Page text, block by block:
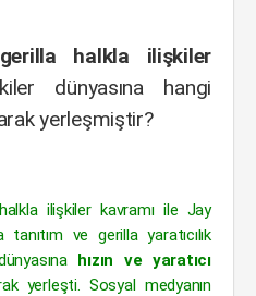
gerilla halkla ilişkiler
dünyasına hangi
yerleşmiştir?
ilişkiler kavramı ile Jay
ve gerilla yaratıcılık
hızın ve yaratıcı
yerleşti. Sosyal medyanın